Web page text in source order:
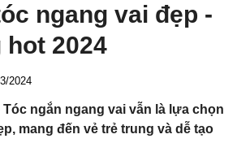
ngang vai đẹp -
2024
2024
Tóc ngắn ngang vai vẫn là lựa chọn
mang đến vẻ trẻ trung và dễ tạo